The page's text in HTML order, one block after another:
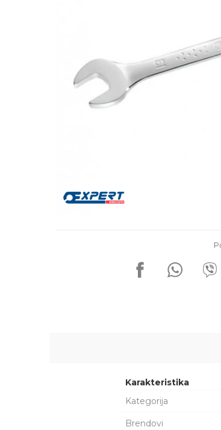
Nedeljom ne radimo
Pišite nam
office@kitcommerce.rs
Karakteristika
Kategorija
Brendovi